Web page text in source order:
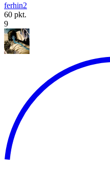
ferhin2
60 pkt.
9